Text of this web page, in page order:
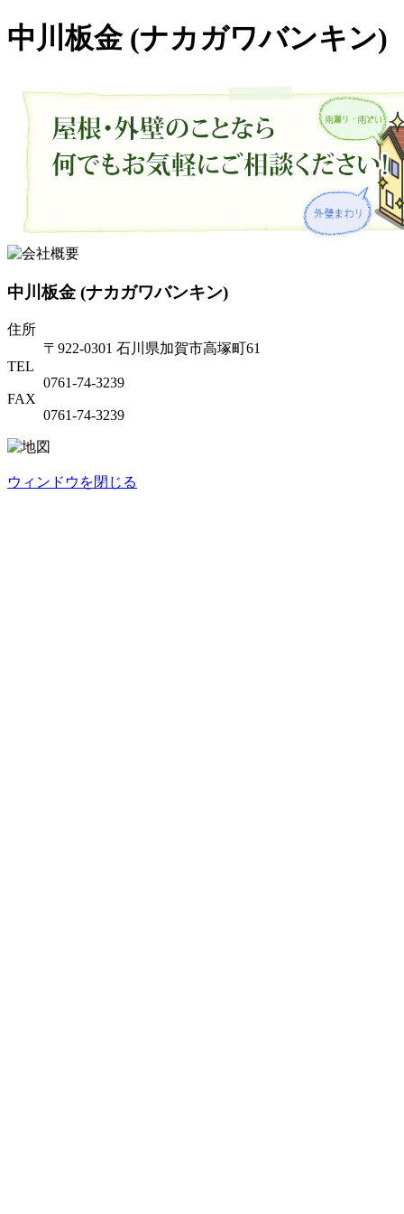
中川板金 (ナカガワバンキン)
中川板金 (ナカガワバンキン)
住所
〒922-0301 石川県加賀市高塚町61
TEL
0761-74-3239
FAX
0761-74-3239
ウィンドウを閉じる